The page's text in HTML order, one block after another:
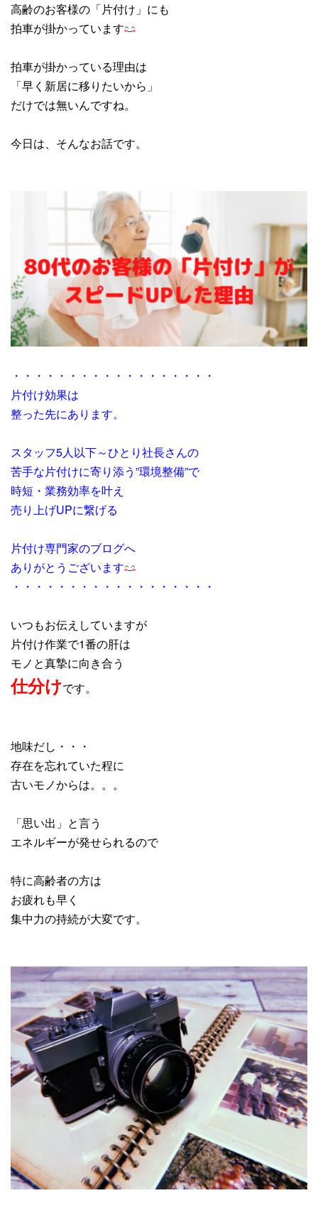
高齢のお客様の「片付け」にも
拍車が掛かっています
拍車が掛かっている理由は
「早く新居に移りたいから」
だけでは無いんですね。
今日は、そんなお話です。
・・・・・・・・・・・・・・・・・・
片付け効果は
整った先にあります。
スタッフ5人以下～ひとり社長さんの
苦手な片付けに寄り添う”環境整備”で
時短・業務効率を叶え
売り上げUPに繋げる
片付け専門家のブログへ
ありがとうございます
・・・・・・・・・・・・・・・・・・
いつもお伝えしていますが
片付け作業で1番の肝は
モノと真摯に向き合う
仕分けです。
地味だし・・・
存在を忘れていた程に
古いモノからは。。。
「思い出」と言う
エネルギーが発せられるので
特に高齢者の方は
お疲れも早く
集中力の持続が大変です。